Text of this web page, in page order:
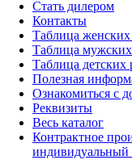
Стать дилером
Контакты
Таблица женских
Таблица мужских
Таблица детских
Полезная
Ознакомиться с
Реквизиты
Весь каталог
Контрактное
индивидуальный